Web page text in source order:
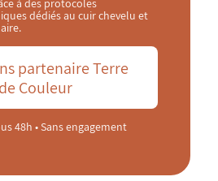
à des protocoles
dédiés au cuir chevelu et
partenaire Terre
de Couleur
48h • Sans engagement